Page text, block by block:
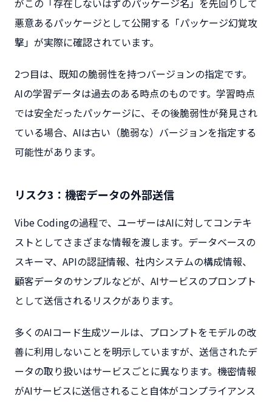
がこの「存在しないはずのパッケージ名」を先回りして
悪意あるパッケージとして公開する「パッケージ幻覚攻
撃」が実際に確認されています。
2つ目は、既知の脆弱性を持つバージョンの指定です。
AIの学習データは過去のある時点のものです。学習時点
では安全だったパッケージに、その後脆弱性が発見され
ている場合、AIは古い（脆弱な）バージョンを指定する
可能性があります。
リスク3：機密データの外部送信
Vibe Codingの過程で、ユーザーはAIに対してコンテキ
ストとしてさまざまな情報を渡します。データベースの
スキーマ、APIの認証情報、社内システムの構成情報、
顧客データのサンプルなどが、AIサービスのプロンプト
として送信されるリスクがあります。
多くのAIコード生成ツールは、プロンプトをモデルの改
善に利用しないことを明示していますが、送信されたデ
ータの取り扱いはサービスごとに異なります。機密情報
がAIサービスに送信されること自体がコンプライアンス